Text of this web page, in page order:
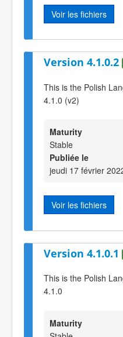
Voir les fichiers
Version 4.1.0.2
This is the Polish
4.1.0 (v2)
Maturity
Stable
Publiée le
jeudi 17 février
Voir les fichiers
Version 4.1.0.1
This is the Polish
4.1.0
Maturity